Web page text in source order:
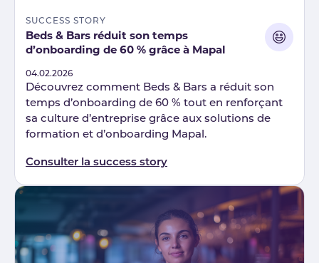
SUCCESS STORY
Beds & Bars réduit son temps
d’onboarding de 60 % grâce à Mapal
Published
04.02.2026
Découvrez comment Beds & Bars a réduit son
temps d’onboarding de 60 % tout en renforçant
sa culture d’entreprise grâce aux solutions de
formation et d’onboarding Mapal.
Consulter la success story